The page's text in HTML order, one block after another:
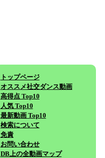
トップページ
オススメ社交ダンス動画
高得点 Top10
人気 Top10
最新動画 Top10
検索について
免責
お問い合わせ
DB上の全動画マップ